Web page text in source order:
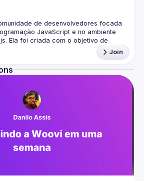
de desenvolvedores focada
JavaScript e no ambiente
Ela foi criada com o objetivo de
brasileiros interessados em
trocar experiências e
de desenvolvedores em torno
realiza diversos eventos e
cidades do Brasil, promovendo
hackathons e outros tipos de
dos participantes. Esses eventos
redes sociais. Essas plataformas
Join